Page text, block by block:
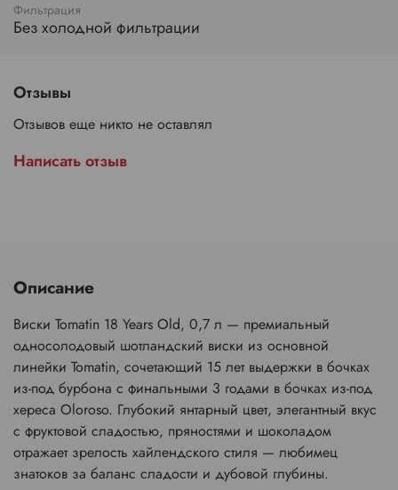
Фильтрация
Без холодной фильтрации
Отзывы
Отзывов еще никто не оставлял
Написать отзыв
Описание
Виски Tomatin 18 Years Old, 0,7 л — премиальный
односолодовый шотландский виски из основной
линейки Tomatin, сочетающий 15 лет выдержки в бочках
из-под бурбона с финальными 3 годами в бочках из-под
хереса Oloroso. Глубокий янтарный цвет, элегантный вкус
с фруктовой сладостью, пряностями и шоколадом
отражает зрелость хайлендского стиля — любимец
знатоков за баланс сладости и дубовой глубины.